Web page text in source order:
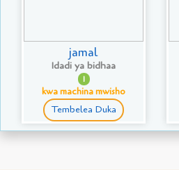
jamal
Idadi ya bidhaa
1
kwa machina mwisho
Tembelea Duka